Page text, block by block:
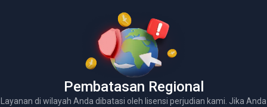
Pembatasan Regional
Layanan di wilayah Anda dibatasi oleh lisensi perjudian kami. Jika Anda